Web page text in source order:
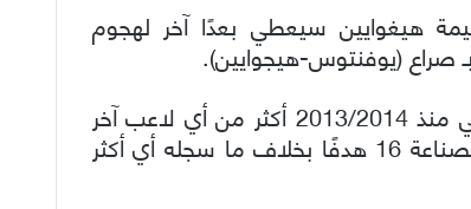
هيغوايين سيعطي بعدًا آخر لهجوم
صراع (يوفنتوس-هيجوايين).
بالنظر لأرقام اللاعب فقد سجل 71 هدفًا في الدوري الإيطالي منذ 2013/2014 أكثر من أي لاعب آخر
في نفس الفترة، وقد اشترك في 87 هدفًا منذ ذلك الحين بصناعة 16 هدفًا بخلاف ما سجله أي أكثر